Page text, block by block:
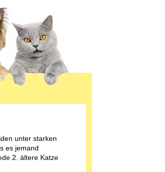
unter starken
es jemand
2. ältere Katze